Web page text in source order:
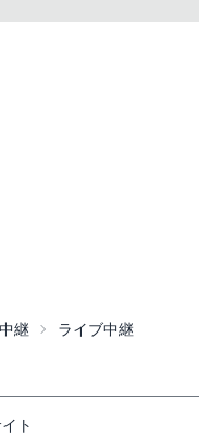
継 ライブ中継
ト